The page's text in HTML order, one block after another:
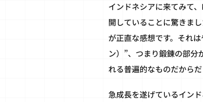
インドネシアに来てみて
開していることに驚きま
が正直な感想です。それ
ン）”、つまり鍛錬の部分
れる普遍的なものだからだ
急成長を遂げているイン